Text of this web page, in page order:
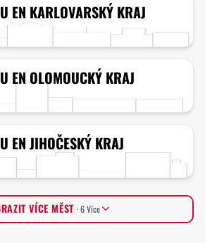
EN KARLOVARSKÝ KRAJ
EN OLOMOUCKÝ KRAJ
EN JIHOČESKÝ KRAJ
VÍCE MĚST· 6 Více